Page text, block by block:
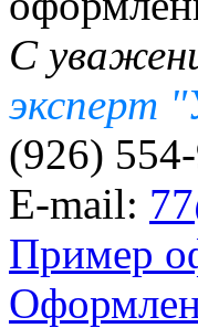
С
эксперт
(926)
E-mail:
Пример